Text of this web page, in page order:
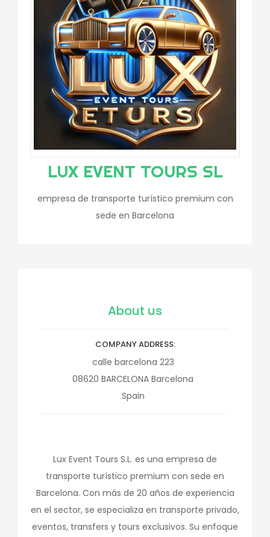
LUX EVENT TOURS SL
empresa de transporte turístico premium con
sede en Barcelona
About us
COMPANY ADDRESS
calle barcelona 223
08620 BARCELONA Barcelona
Spain
Lux Event Tours S.L. es una empresa de
transporte turístico premium con sede en
Barcelona. Con más de 20 años de experiencia
en el sector, se especializa en transporte privado,
eventos, transfers y tours exclusivos. Su enfoque